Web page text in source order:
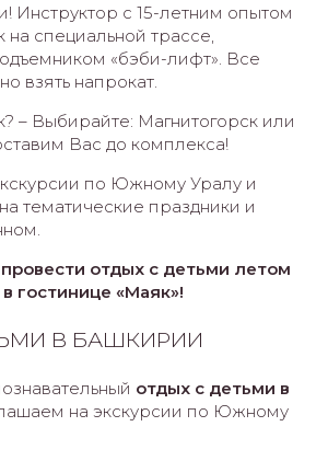
Инструктор с 15-летним опытом
на специальной трассе,
«бэби-лифт». Все
взять напрокат.
– Выбирайте: Магнитогорск или
Вас до комплекса!
по Южному Уралу и
тематические праздники и
отдых с детьми летом
гостинице «Маяк»!
В БАШКИРИИ
отдых с детьми в
на экскурсии по Южному